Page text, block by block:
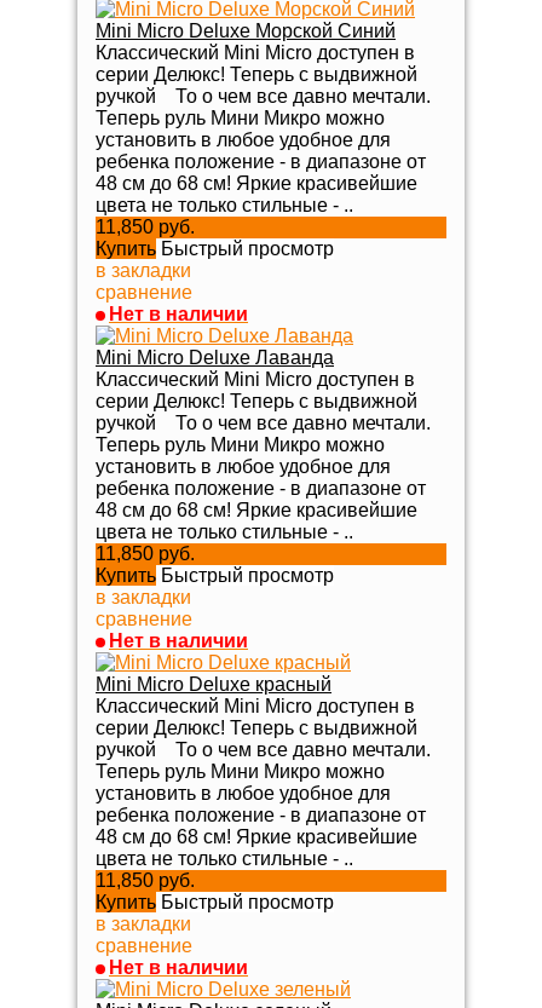
Mini Micro Deluxe Морской Синий
Классический Mini Micro доступен в
серии Делюкс! Теперь с выдвижной
ручкой То о чем все давно мечтали.
Теперь руль Мини Микро можно
установить в любое удобное для
ребенка положение - в диапазоне от
48 см до 68 см! Яркие красивейшие
цвета не только стильные - ..
11,850 руб.
Купить Быстрый просмотр
в закладки
сравнение
Нет в наличии
Mini Micro Deluxe Лаванда
Классический Mini Micro доступен в
серии Делюкс! Теперь с выдвижной
ручкой То о чем все давно мечтали.
Теперь руль Мини Микро можно
установить в любое удобное для
ребенка положение - в диапазоне от
48 см до 68 см! Яркие красивейшие
цвета не только стильные - ..
11,850 руб.
Купить Быстрый просмотр
в закладки
сравнение
Нет в наличии
Mini Micro Deluxe красный
Классический Mini Micro доступен в
серии Делюкс! Теперь с выдвижной
ручкой То о чем все давно мечтали.
Теперь руль Мини Микро можно
установить в любое удобное для
ребенка положение - в диапазоне от
48 см до 68 см! Яркие красивейшие
цвета не только стильные - ..
11,850 руб.
Купить Быстрый просмотр
в закладки
сравнение
Нет в наличии